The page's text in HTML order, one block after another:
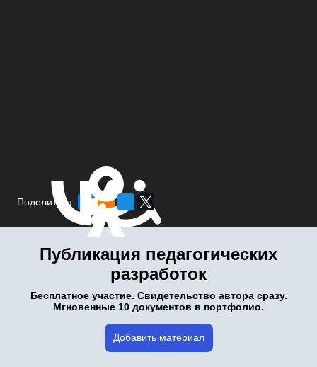
Поделиться
Публикация педагогических
разработок
Бесплатное участие. Свидетельство автора сразу.
Мгновенные 10 документов в портфолио.
Добавить материал